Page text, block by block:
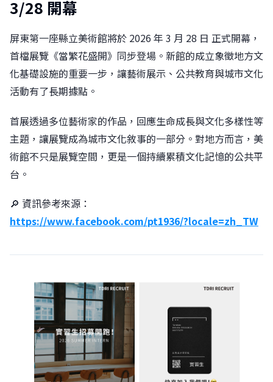
3/28 開幕
屏東第一座縣立美術館將於 2026 年 3 月 28 日 正式開幕，
首檔展覽《當繁花盛開》同步登場。新館的成立象徵地方文
化基礎設施的重要一步，讓藝術展示、公共教育與城市文化
活動有了長期據點。
首展透過多位藝術家的作品，回應生命成長與文化多樣性等
主題，讓展覽成為城市文化敘事的一部分。對地方而言，美
術館不只是展覽空間，更是一個持續累積文化記憶的公共平
台。
🔎 資訊參考來源：
https://www.facebook.com/pt1936/?locale=zh_TW